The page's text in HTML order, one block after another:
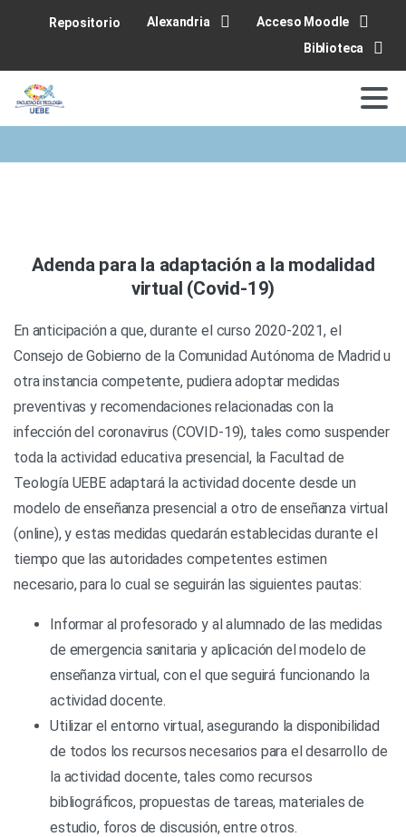
Repositorio Alexandria
Acceso Moodle
Biblioteca
Adenda para la adaptación a la modalidad
virtual (Covid-19)
En anticipación a que, durante el curso 2020-2021, el
Consejo de Gobierno de la Comunidad Autónoma de Madrid u
otra instancia competente, pudiera adoptar medidas
preventivas y recomendaciones relacionadas con la
infección del coronavirus (COVID-19), tales como suspender
toda la actividad educativa presencial, la Facultad de
Teología UEBE adaptará la actividad docente desde un
modelo de enseñanza presencial a otro de enseñanza virtual
(online), y estas medidas quedarán establecidas durante el
tiempo que las autoridades competentes estimen
necesario, para lo cual se seguirán las siguientes pautas:
Informar al profesorado y al alumnado de las medidas
de emergencia sanitaria y aplicación del modelo de
enseñanza virtual, con el que seguirá funcionando la
actividad docente.
Utilizar el entorno virtual, asegurando la disponibilidad
de todos los recursos necesarios para el desarrollo de
la actividad docente, tales como recursos
bibliográficos, propuestas de tareas, materiales de
estudio, foros de discusión, entre otros.